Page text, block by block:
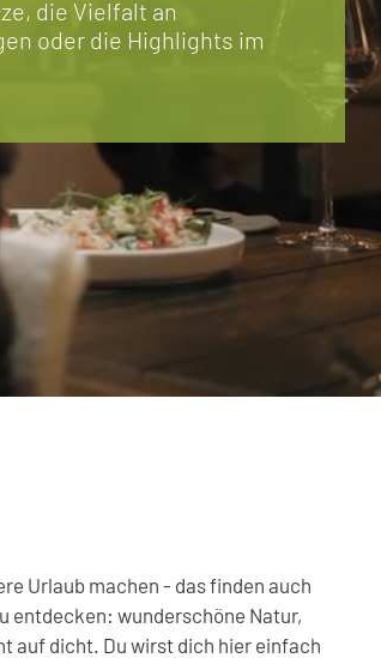
die Vielfalt an
oder die Highlights im
Urlaub machen - das finden auch
entdecken: wunderschöne Natur,
auf dicht. Du wirst dich hier einfach